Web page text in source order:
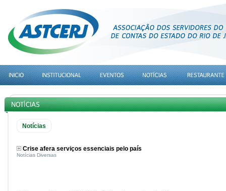
Notícias
Crise afera serviços essenciais pelo país
Notícias Diversas